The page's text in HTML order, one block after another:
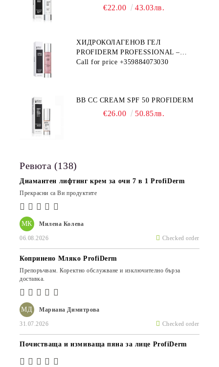
PROFIDERM€22.00 43.03лв.
ХИДРОКОЛАГЕНОВ ГЕЛ
PROFIDERM PROFESSIONAL –
ПРОДУКТ ЗА ДЪЛБОКА
Call for price +359884073030
BB CC CREAM SPF 50 PROFIDERM
€26.00 50.85лв.
Ревюта (138)
МК Милена Колева
06.08.2026 Checked order
Диамантен лифтинг крем за очи 7 в 1 ProfiDerm
Прекрасни са Ви продуктите
МД Мариана Димитрова
31.07.2026 Checked order
Копринено Мляко ProfiDerm
Препоръчвам. Коректно обслужване и изключително бърза
доставка.
Почистваща и измиваща пяна за лице ProfiDerm